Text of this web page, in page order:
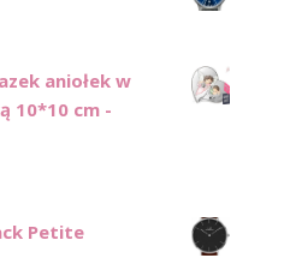
aniołek w
10*10 cm -
Petite